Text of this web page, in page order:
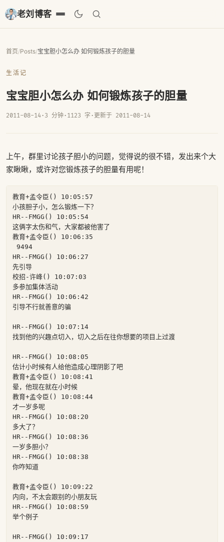
老刘博客
首页/Posts/宝宝胆小怎么办 如何锻炼孩子的胆量
生活记
宝宝胆小怎么办 如何锻炼孩子的胆量
2011-08-14· 3 分钟· 1123 字 · 更新于 2011-08-14
上午，群里讨论孩子胆小的问题，觉得说的很不错，发出来个大
家瞅瞅，或许对您锻炼孩子的胆量有用呢！
教育+孟令臣() 10:05:57
小孩胆子小，怎么锻炼一下？
HR--FMGG() 10:05:54
这俩字太伤和气，大家都被他害了
教育+孟令臣() 10:06:35
9494
HR--FMGG() 10:06:27
先引导
校招-许峰() 10:07:03
多参加集体活动
HR--FMGG() 10:06:42
引导不行就善意的骗
HR--FMGG() 10:07:14
找到他的兴趣点切入，切入之后在往你想要的项目上过渡
HR--FMGG() 10:08:05
估计小时候有人给他造成心理阴影了吧
教育+孟令臣() 10:08:41
晕，他现在就在小时候
教育+孟令臣() 10:08:44
才一岁多呢
HR--FMGG() 10:08:20
多大了？
HR--FMGG() 10:08:36
一岁多胆小？
HR--FMGG() 10:08:38
你咋知道
教育+孟令臣() 10:09:22
内向，不太会跟别的小朋友玩
HR--FMGG() 10:08:59
举个例子
HR--FMGG() 10:09:17